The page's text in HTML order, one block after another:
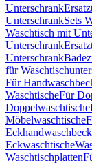
Unterschrank
UnterschrankSets
Waschtisch mit
Unterschrank
Unterschrank
für
Für
WaschtischeFür
Doppelwaschtische
Möbelwaschtische
Eckwaschtische
Waschtischplatten